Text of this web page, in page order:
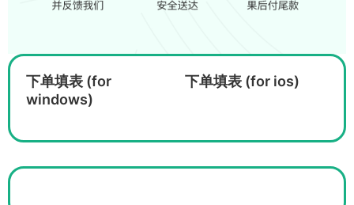
下单填表 (for
windows)
下单填表 (for ios)